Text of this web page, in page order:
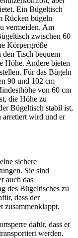
Ein Bügeltisch
Rücken bügeln
vermeiden. Am
zwischen 60
Körpergröße
den Tisch bequem
Höhe. Andere bieten
Für das Bügeln
90 und 102 cm
von 60 cm
die Höhe zu
Bügeltisch stabil ist,
arretiert wird und er
sichere
Sie sind
auch das
des Bügeltisches zu
dass der
zusammenklappt.
dafür, dass er
werden.